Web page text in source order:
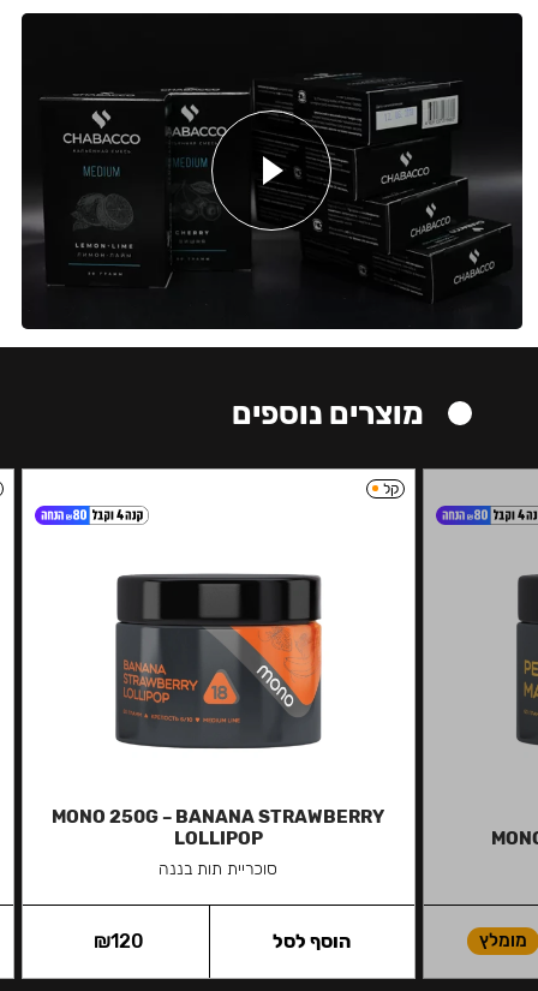
מוצרים נוספים
מומלץ
קל
MONO 250G – BANANA STRAWBERRY
LOLLIPOP
סוכריית תות בננה
₪120 הוסף לסל